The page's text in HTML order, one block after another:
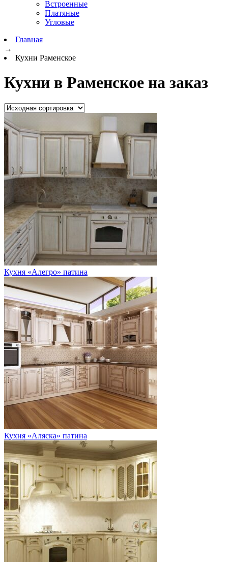
Встроенные
Платяные
Угловые
Главная
→
Кухни Раменское
Кухни в Раменское на заказ
Кухня «Алегро» патина
Кухня «Аляска» патина